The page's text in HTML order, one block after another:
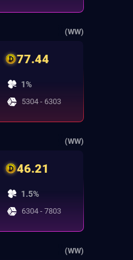
(WW)
77.44
1%
5304 - 6303
(WW)
46.21
1.5%
6304 - 7803
(WW)